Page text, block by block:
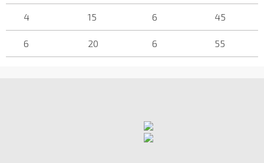
4 15 6 45
6 20 6 55